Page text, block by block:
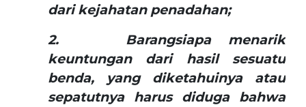
dari kejahatan penadahan;
2. Barangsiapa menarik
keuntungan dari hasil sesuatu
benda, yang diketahuinya atau
sepatutnya harus diduga bahwa